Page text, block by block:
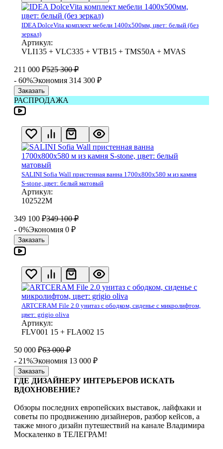
IDEA DolceVita комплект мебели 1400x500мм, цвет: белый (без
зеркал)
Артикул:
VLI135 + VLC335 + VTB15 + TMS50A + MVAS
211 000 ₽525 300 ₽
- 60%Экономия 314 300 ₽
Заказать
РАСПРОДАЖА
SALINI Sofia Wall пристенная ванна 1700х800х580 м из камня
S-stone, цвет: белый матовый
Артикул:
102522М
349 100 ₽349 100 ₽
- 0%Экономия 0 ₽
Заказать
ARTCERAM File 2.0 унитаз с ободком, сиденье с микролифтом,
цвет: grigio oliva
Артикул:
FLV001 15 + FLA002 15
50 000 ₽63 000 ₽
- 21%Экономия 13 000 ₽
Заказать
ГДЕ ДИЗАЙНЕРУ ИНТЕРЬЕРОВ ИСКАТЬ
ВДОХНОВЕНИЕ?
Обзоры последних европейских выставок, лайфхаки и
советы по продвижению дизайнеров, разбор кейсов, а
также много дизайн путешествий на канале Владимира
Москаленко в ТЕЛЕГРАМ!